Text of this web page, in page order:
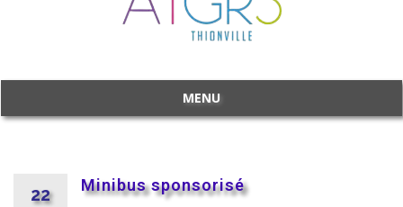
MENU
22 Minibus sponsorisé